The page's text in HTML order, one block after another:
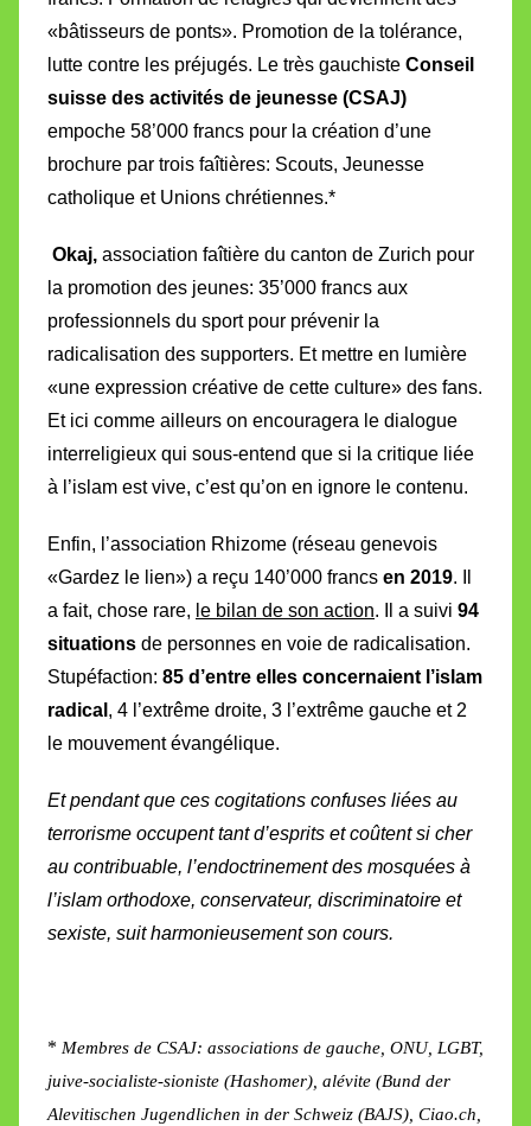
«bâtisseurs de ponts». Promotion de la tolérance,
lutte contre les préjugés. Le très gauchiste Conseil
suisse des activités de jeunesse (CSAJ)
empoche 58’000 francs pour la création d’une
brochure par trois faîtières: Scouts, Jeunesse
catholique et Unions chrétiennes.*
Okaj, association faîtière du canton de Zurich pour
la promotion des jeunes: 35’000 francs aux
professionnels du sport pour prévenir la
radicalisation des supporters. Et mettre en lumière
«une expression créative de cette culture» des fans.
Et ici comme ailleurs on encouragera le dialogue
interreligieux qui sous-entend que si la critique liée
à l’islam est vive, c’est qu’on en ignore le contenu.
Enfin, l ’association Rhizome (réseau genevois
«Gardez le lien») a reçu 140’000 francs en 2019. Il
a fait, chose rare, le bilan de son action. Il a suivi 94
situations de personnes en voie de radicalisation.
Stupéfaction: 85 d’entre elles concernaient l’islam
radical , 4 l’extrême droite, 3 l’extrême gauche et 2
le mouvement évangélique.
Et pendant que ces cogitations confuses liées au
terrorisme occupent tant d’esprits et coûtent si cher
au contribuable, l’endoctrinement des mosquées à
l’islam orthodoxe, conservateur, discriminatoire et
sexiste, suit harmonieusement son cours.
* Membres de CSAJ: associations de gauche, ONU, LGBT,
juive-socialiste-sioniste (Hashomer), alévite (Bund der
Alevitischen Jugendlichen in der Schweiz (BAJS) , Ciao.ch,